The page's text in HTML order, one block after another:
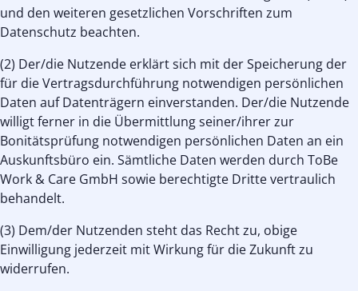
und den weiteren gesetzlichen Vorschriften zum
Datenschutz beachten.
(2) Der/die Nutzende erklärt sich mit der Speicherung der
für die Vertragsdurchführung notwendigen persönlichen
Daten auf Datenträgern einverstanden. Der/die Nutzende
willigt ferner in die Übermittlung seiner/ihrer zur
Bonitätsprüfung notwendigen persönlichen Daten an ein
Auskunftsbüro ein. Sämtliche Daten werden durch ToBe
Work & Care GmbH sowie berechtigte Dritte vertraulich
behandelt.
(3) Dem/der Nutzenden steht das Recht zu, obige
Einwilligung jederzeit mit Wirkung für die Zukunft zu
widerrufen.